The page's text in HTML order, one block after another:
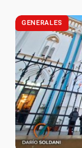
GENERALES